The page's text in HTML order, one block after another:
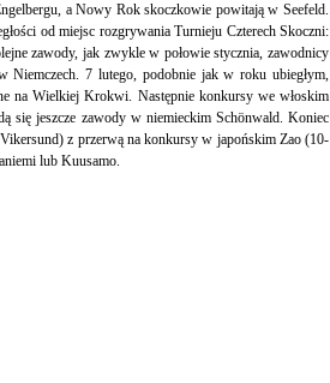
a Nowy Rok skoczkowie powitają w Seefeld.
od miejsc rozgrywania Turnieju Czterech Skoczni:
zawody, jak zwykle w połowie stycznia, zawodnicy
7 lutego, podobnie jak w roku ubiegłym,
na Wielkiej Krokwi. Następnie konkursy we włoskim
się jeszcze zawody w niemieckim Schönwald. Koniec
z przerwą na konkursy w japońskim Zao (10-
lub Kuusamo.